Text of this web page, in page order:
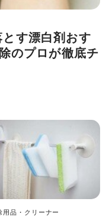
す漂白剤おす
のプロが徹底チ
用品・クリーナー